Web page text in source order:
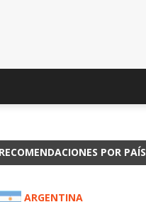
POR PAÍS
ARGENTINA